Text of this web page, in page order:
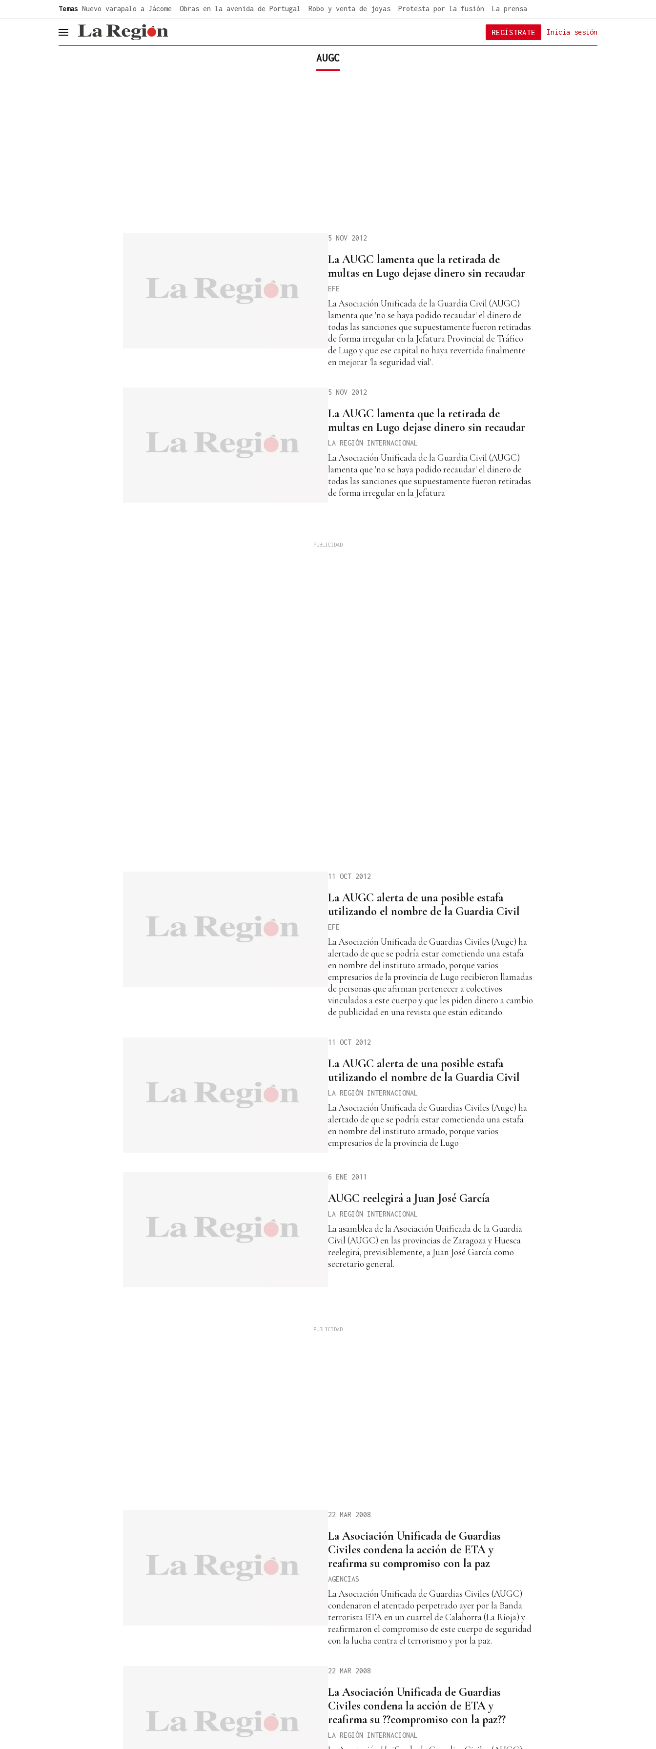
Temas Nuevo varapalo a Jácome Obras en la avenida de Portugal Robo y venta de joyas Protesta por la fusión La prensa
header.menu.open Inicia sesión
REGÍSTRATE
AUGC
5 NOV 2012
La AUGC lamenta que la retirada de
multas en Lugo dejase dinero sin recaudar
EFE
La Asociación Unificada de la Guardia Civil (AUGC)
lamenta que 'no se haya podido recaudar' el dinero de
todas las sanciones que supuestamente fueron retiradas
de forma irregular en la Jefatura Provincial de Tráfico
de Lugo y que ese capital no haya revertido finalmente
en mejorar 'la seguridad vial'.
5 NOV 2012
La AUGC lamenta que la retirada de
multas en Lugo dejase dinero sin recaudar
LA REGIÓN INTERNACIONAL
La Asociación Unificada de la Guardia Civil (AUGC)
lamenta que 'no se haya podido recaudar' el dinero de
todas las sanciones que supuestamente fueron retiradas
de forma irregular en la Jefatura
11 OCT 2012
La AUGC alerta de una posible estafa
utilizando el nombre de la Guardia Civil
EFE
La Asociación Unificada de Guardias Civiles (Augc) ha
alertado de que se podría estar cometiendo una estafa
en nombre del instituto armado, porque varios
empresarios de la provincia de Lugo recibieron llamadas
de personas que afirman pertenecer a colectivos
vinculados a este cuerpo y que les piden dinero a cambio
de publicidad en una revista que están editando.
11 OCT 2012
La AUGC alerta de una posible estafa
utilizando el nombre de la Guardia Civil
LA REGIÓN INTERNACIONAL
La Asociación Unificada de Guardias Civiles (Augc) ha
alertado de que se podría estar cometiendo una estafa
en nombre del instituto armado, porque varios
empresarios de la provincia de Lugo
6 ENE 2011
AUGC reelegirá a Juan José García
LA REGIÓN INTERNACIONAL
La asamblea de la Asociación Unificada de la Guardia
Civil (AUGC) en las provincias de Zaragoza y Huesca
reelegirá, previsiblemente, a Juan José García como
secretario general.
22 MAR 2008
La Asociación Unificada de Guardias
Civiles condena la acción de ETA y
reafirma su compromiso con la paz
AGENCIAS
La Asociación Unificada de Guardias Civiles (AUGC)
condenaron el atentado perpetrado ayer por la Banda
terrorista ETA en un cuartel de Calahorra (La Rioja) y
reafirmaron el compromiso de este cuerpo de seguridad
con la lucha contra el terrorismo y por la paz.
22 MAR 2008
La Asociación Unificada de Guardias
Civiles condena la acción de ETA y
reafirma su ??compromiso con la paz??
LA REGIÓN INTERNACIONAL